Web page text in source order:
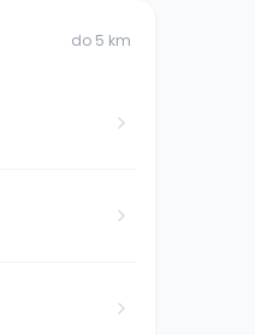
do 5 km